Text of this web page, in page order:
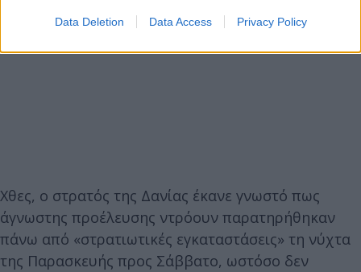
Data Deletion Data Access Privacy Policy
Χθες, ο στρατός της Δανίας έκανε γνωστό πως
άγνωστης προέλευσης ντρόουν παρατηρήθηκαν
πάνω από «στρατιωτικές εγκαταστάσεις» τη νύχτα
της Παρασκευής προς Σάββατο, ωστόσο δεν